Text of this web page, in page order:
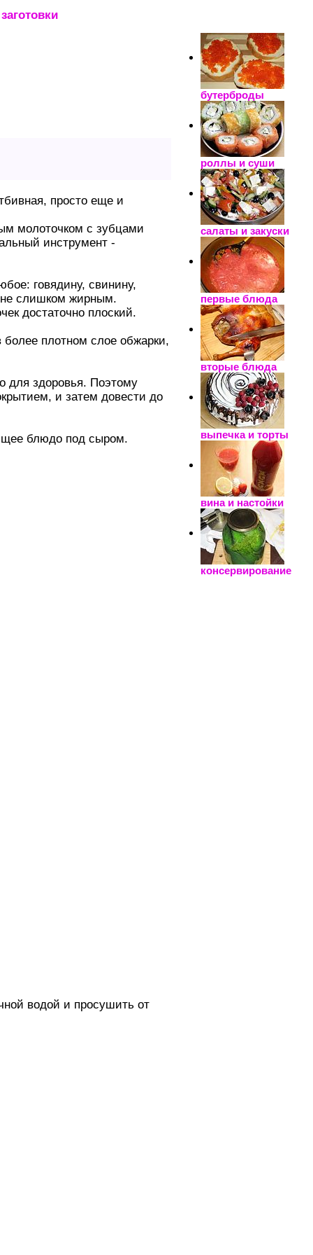
заготовки
просто еще и
молоточком с зубцами
инструмент -
говядину, свинину,
не слишком жирным.
достаточно плоский.
плотном слое обжарки,
для здоровья. Поэтому
и затем довести до
блюдо под сыром.
водой и просушить от
бутерброды
роллы и суши
салаты и закуски
первые блюда
вторые блюда
выпечка и торты
вина и настойки
консервирование